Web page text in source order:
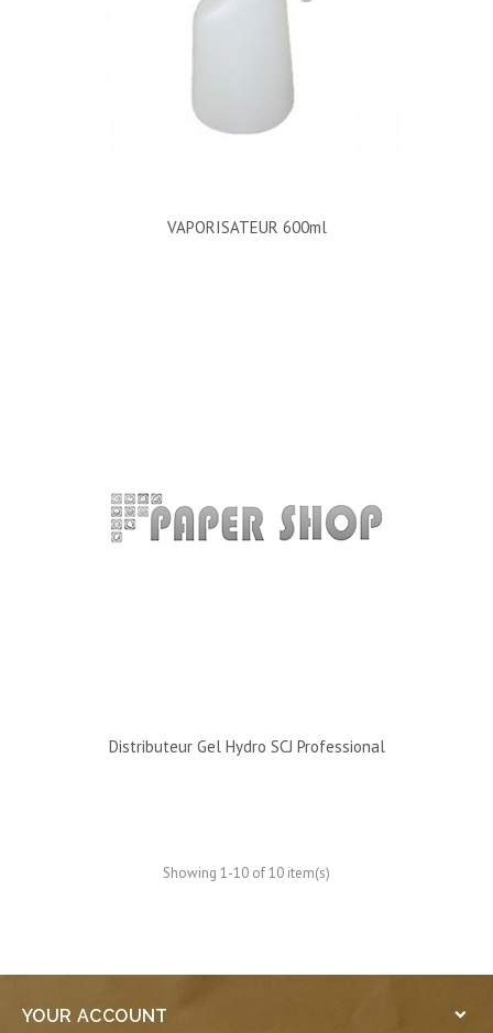
VAPORISATEUR 600ml
Distributeur Gel Hydro SCJ Professional
Showing 1-10 of 10 item(s)
YOUR ACCOUNT 